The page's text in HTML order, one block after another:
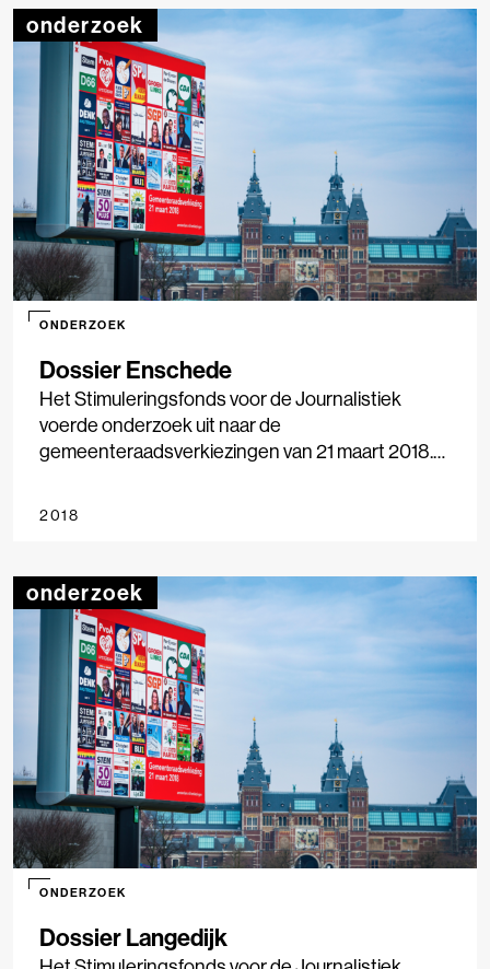
die lokale media spelen bij de verkiezingen, hoe
lokaal nieuws wordt geconsumeerd en in
hoeverre media(gebruik) van invloed is op
stemgedrag. Het onderzoek is uitgevoerd in
samenwerking met LJS Nieuwsmonitor, Vrije
Universiteit Amsterdam en Hogeschool
Windesheim.
onderzoek
Dossier Enschede
ONDERZOEK
Het Stimuleringsfonds voor de Journalistiek
voerde onderzoek uit naar de
gemeenteraadsverkiezingen van 21 maart 2018.
Amsterdam tot Smallingerland, waarbij we keken
die lokale media spelen bij de verkiezingen, hoe
lokaal nieuws wordt geconsumeerd en in
hoeverre media(gebruik) van invloed is op
stemgedrag. Het onderzoek is uitgevoerd in
samenwerking met LJS Nieuwsmonitor, Vrije
Universiteit Amsterdam en Hogeschool
Windesheim.
2018
onderzoek
Dossier Langedijk
ONDERZOEK